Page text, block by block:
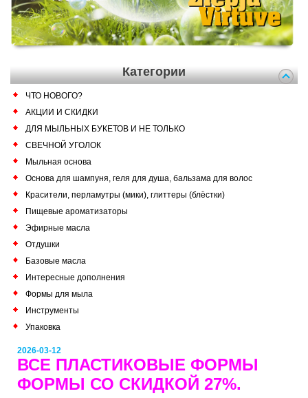
Категории
ЧТО НОВОГО?
АКЦИИ И СКИДКИ
ДЛЯ МЫЛЬНЫХ БУКЕТОВ И НЕ ТОЛЬКО
СВЕЧНОЙ УГОЛОК
Мыльная основа
Основа для шампуня, геля для душа, бальзама для волос
Красители, перламутры (мики), глиттеры (блёстки)
Пищевые ароматизаторы
Эфирные масла
Отдушки
Базовые масла
Интересные дополнения
Формы для мыла
Инструменты
Упаковка
2026-03-12
ВСЕ ПЛАСТИКОВЫЕ ФОРМЫ
ФОРМЫ СО СКИДКОЙ 27%.